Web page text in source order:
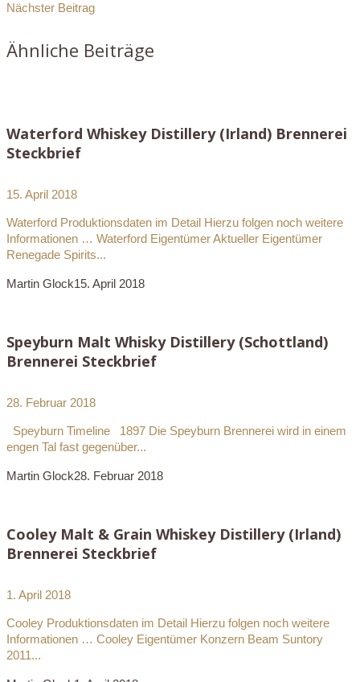
Nächster Beitrag
Ähnliche Beiträge
Waterford Whiskey Distillery (Irland) Brennerei
Steckbrief
15. April 2018
Waterford Produktionsdaten im Detail Hierzu folgen noch weitere
Informationen … Waterford Eigentümer Aktueller Eigentümer
Renegade Spirits...
Martin Glock15. April 2018
Speyburn Malt Whisky Distillery (Schottland)
Brennerei Steckbrief
28. Februar 2018
Speyburn Timeline 1897 Die Speyburn Brennerei wird in einem
engen Tal fast gegenüber...
Martin Glock28. Februar 2018
Cooley Malt & Grain Whiskey Distillery (Irland)
Brennerei Steckbrief
1. April 2018
Cooley Produktionsdaten im Detail Hierzu folgen noch weitere
Informationen … Cooley Eigentümer Konzern Beam Suntory
2011...